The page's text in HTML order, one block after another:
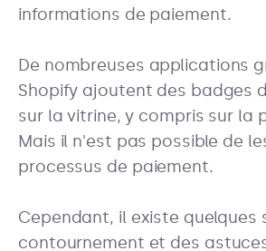
informations de paiement.
De nombreuses applications
Shopify ajoutent des badges
sur la vitrine, y compris sur la
Mais il n'est pas possible de
processus de paiement.
Cependant, il existe quelques
contournement et des